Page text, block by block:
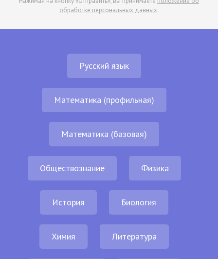
обработке персональных данных.
Русский язык
Математика (профильная)
Математика (базовая)
Обществознание Физика
История Биология
Химия Литература